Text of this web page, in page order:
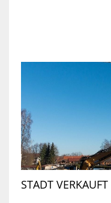
STADT